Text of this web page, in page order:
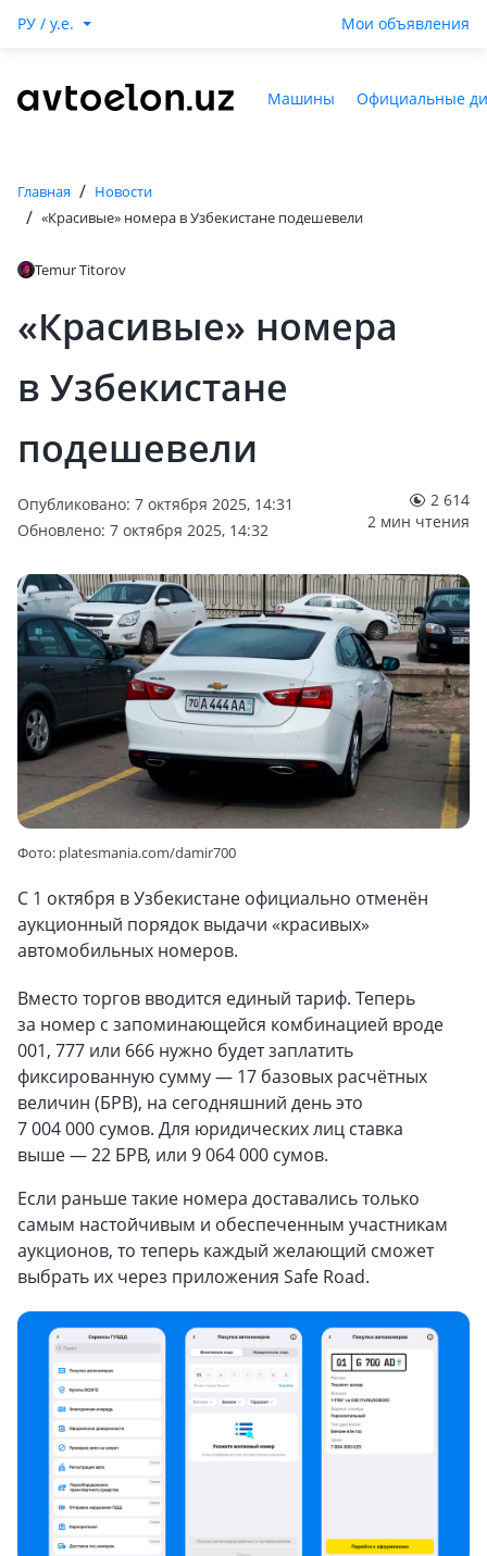
РУ / y.e. Мои объявления
Машины Официальные
Главная / Новости
/ «Красивые» номера в Узбекистане подешевели
Temur Titorov
«Красивые» номера
в Узбекистане
подешевели
Опубликовано: 7 октября 2025, 14:31
Обновлено: 7 октября 2025, 14:32
2 614
2 мин чтения
Фото: platesmania.com/damir700
С 1 октября в Узбекистане официально отменён
аукционный порядок выдачи «красивых»
автомобильных номеров.
Вместо торгов вводится единый тариф. Теперь
за номер с запоминающейся комбинацией вроде
001, 777 или 666 нужно будет заплатить
фиксированную сумму — 17 базовых расчётных
величин (БРВ), на сегодняшний день это
7 004 000 сумов. Для юридических лиц ставка
выше — 22 БРВ, или 9 064 000 сумов.
Если раньше такие номера доставались только
самым настойчивым и обеспеченным участникам
аукционов, то теперь каждый желающий сможет
выбрать их через приложения Safe Road.